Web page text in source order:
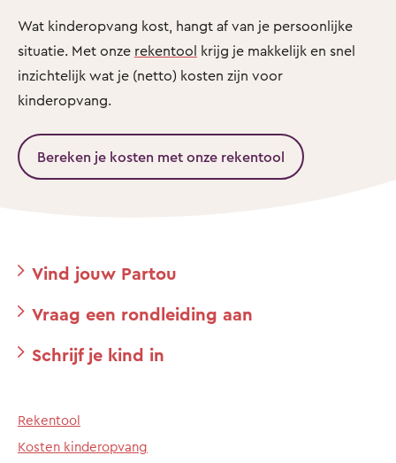
Wat kinderopvang kost, hangt af van je persoonlijke
situatie. Met onze rekentool krijg je makkelijk en snel
inzichtelijk wat je (netto) kosten zijn voor
kinderopvang.
Bereken je kosten met onze rekentool
Vind jouw Partou
Vraag een rondleiding aan
Schrijf je kind in
Rekentool
Kosten kinderopvang